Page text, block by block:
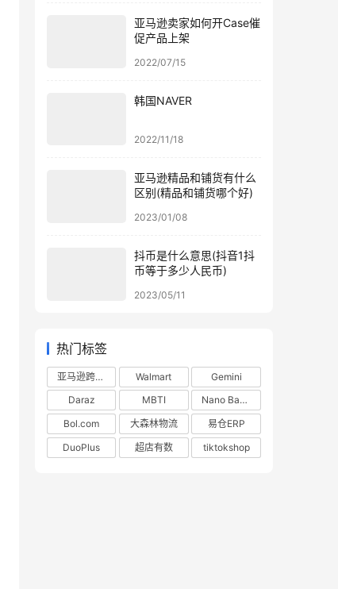
亚马逊卖家如何开Case催
促产品上架
2022/07/15
韩国NAVER
2022/11/18
亚马逊精品和铺货有什么
区别(精品和铺货哪个好)
2023/01/08
抖币是什么意思(抖音1抖
币等于多少人民币)
2023/05/11
热门标签
亚马逊跨境电商 Walmart
Gemini
Daraz
MBTI
Nano Banana
Bol.com
大森林物流
易仓ERP
DuoPlus
超店有数 tiktokshop